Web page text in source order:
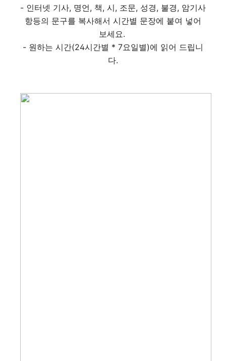
- 인터넷 기사, 명언, 책, 시, 조문, 성경, 불경, 암기사
항등의 문구를 복사해서 시간별 문장에 붙여 넣어
보세요.
- 원하는 시간(24시간별 * 7요일별)에 읽어 드립니
다.